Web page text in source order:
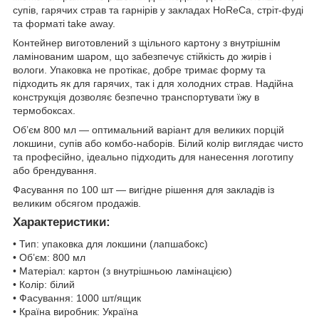
супів, гарячих страв та гарнірів у закладах HoReCa, стріт-фуді
та форматі take away.
Контейнер виготовлений з щільного картону з внутрішнім
ламінованим шаром, що забезпечує стійкість до жирів і
вологи. Упаковка не протікає, добре тримає форму та
підходить як для гарячих, так і для холодних страв. Надійна
конструкція дозволяє безпечно транспортувати їжу в
термобоксах.
Об’єм 800 мл — оптимальний варіант для великих порцій
локшини, супів або комбо-наборів. Білий колір виглядає чисто
та професійно, ідеально підходить для нанесення логотипу
або брендування.
Фасування по 100 шт — вигідне рішення для закладів із
великим обсягом продажів.
Характеристики:
• Тип: упаковка для локшини (лапшабокс)
• Об’єм: 800 мл
• Матеріал: картон (з внутрішньою ламінацією)
• Колір: білий
• Фасування: 1000 шт/ящик
• Країна виробник: Україна